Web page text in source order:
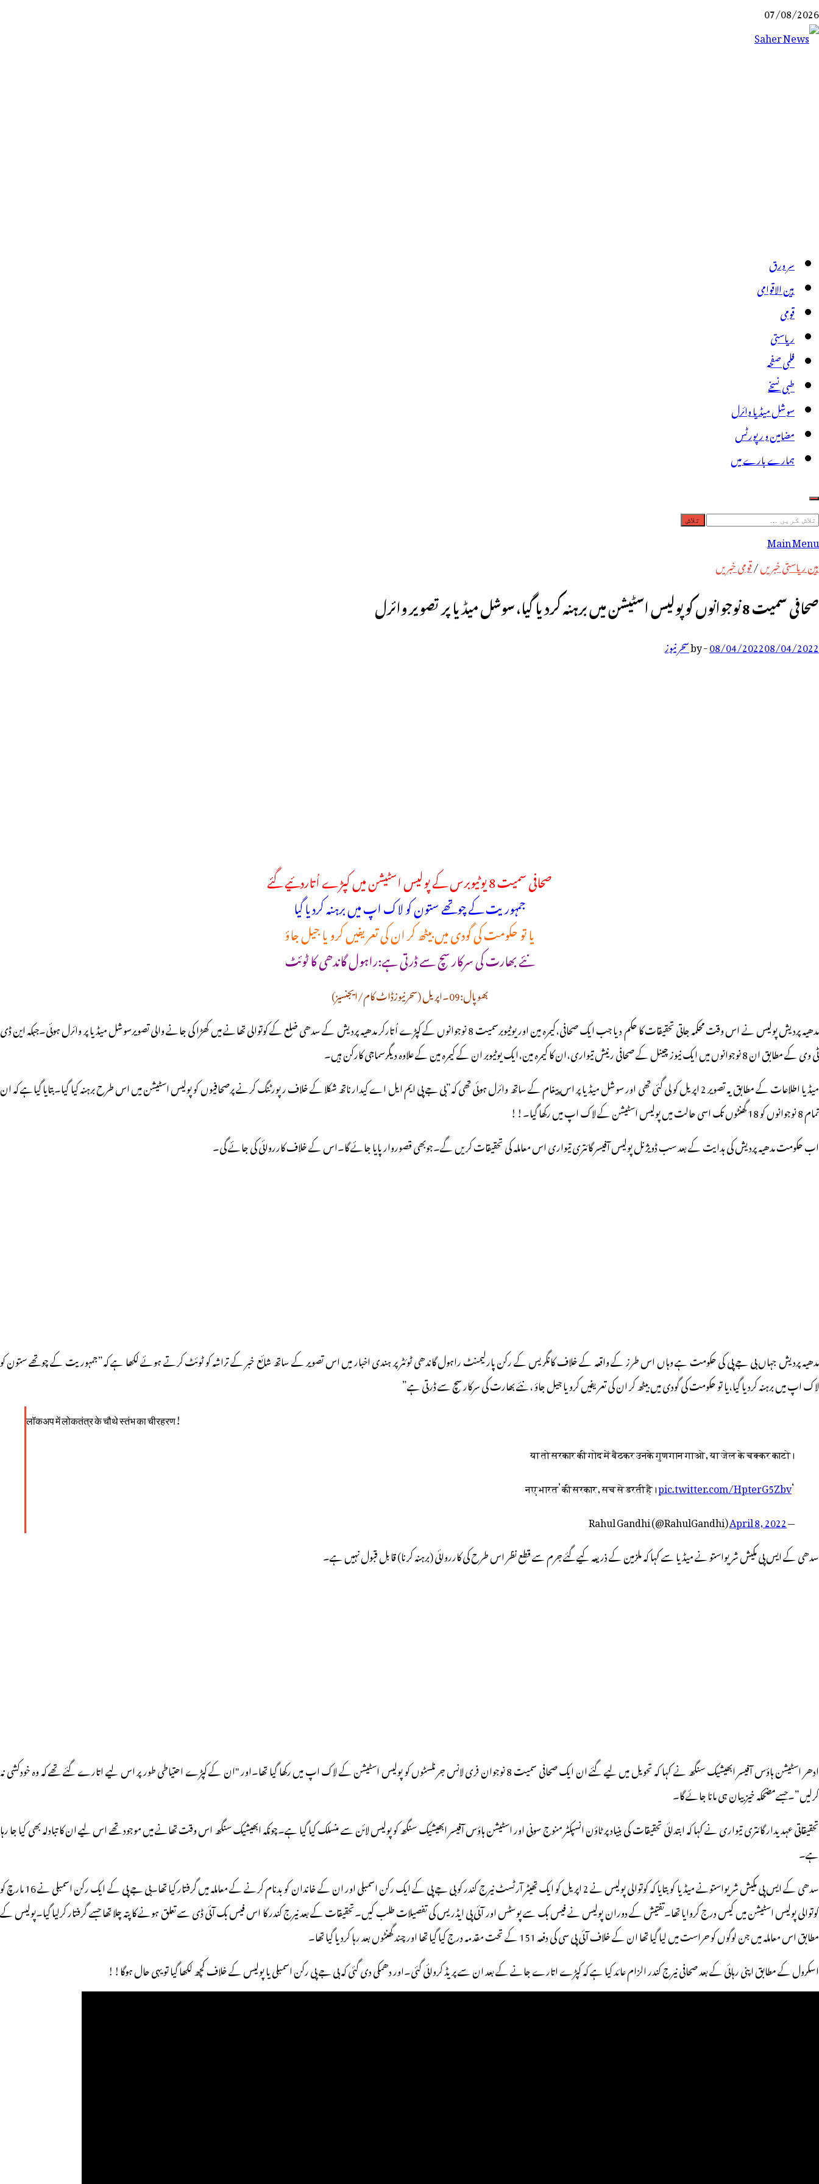
Skip
to
07/08/2026
سر ورق
بین الاقوامی
قومی
ریاستی
فلمی صفحہ
طبی نسخے
سوشل میڈیا وائرل
مضامین و رپورٹس
ہمارے بارے میں
تلاش
کریں
برائے:
Main Menu
بین ریاستی خبریں/قومی خبریں
صحافی سمیت 8 نوجوانوں کو پولیس اسٹیشن میں برہنہ کردیا گیا، سوشل میڈیا پر تصویر وائرل
08/04/202208/04/2022
-
byسحر نیوز
صحافی سمیت 8 یوٹیوبرس کے پولیس اسٹیشن میں کپڑے اُتاردئیے گئے
جمہوریت کے چوتھے ستون کو لاک اپ میں برہنہ کردیا گیا
یا تو حکومت کی گودی میں بیٹھ کر ان کی تعریفیں کرو یا جیل جاؤ
نئے بھارت کی سرکار سچ سے ڈرتی ہے:راہول گاندھی کا ٹوئٹ
بھوپال:09۔اپریل (سحرنیوزڈاٹ کام/ایجنسیز)
مدھیہ پردیش پولیس نے اس وقت محکمہ جاتی تحقیقات کا حکم دیا جب ایک صحافی،کیمرہ مین اور یوٹیوبرسمیت 8 نوجوانوں کے کپڑے اُتارکر مدھیہ پردیش کے سدھی ضلع کے کوتوالی تھانے میں کھڑا کی جانے والی تصویرسوشل میڈیا پر وائرل ہوئی۔جبکہ این ڈی
ٹی وی کے مطابق ان 8 نوجوانوں میں ایک نیوز چینل کے صحافی رنیش تیواری،ان کا کیمرہ مین،ایک یوٹیوبر ان کے کیمرہ مین کے علاوہ دیگرسماجی کارکن ہیں۔
میڈیا اطلاعات کے مطابق یہ تصویر 2 اپریل کو لی گئی تھی اور سوشل میڈیا پر اس پیغام کے ساتھ وائرل ہوئی تھی کہ”بی جے پی ایم ایل اے کیدارناتھ شکلا کے خلاف رپورٹنگ کرنے پرصحافیوں کو پولیس اسٹیشن میں اس طرح برہنہ کیا گیا۔بتایا گیاہے کہ ان
تمام 8 نوجوانوں کو 18 گھنٹوں تک اسی حالت میں پولیس اسٹیشن کے لاک اپ میں رکھا گیا۔!!
اب حکومت مدھیہ پردیش کی ہدایت کے بعد سب ڈویژنل پولیس آفیسر گائتری تیواری اس معاملہ کی تحقیقات کریں گے۔جوبھی قصوروار پایا جائے گا۔اس کے خلاف کارروائی کی جائے گی۔
مدھیہ پردیش جہاں بی جے پی کی حکومت ہے وہاں اس طرز کے واقعہ کے خلاف کانگریس کے رکن پارلیمنٹ راہول گاندھی ٹوئٹر پر ہندی اخبار میں اس تصویر کے ساتھ شائع خبر کے تراشہ کو ٹوئٹ کرتے ہوئے لکھا ہے کہ”جمہوریت کے چوتھے ستون کو
لاک اپ میں برہنہ کردیا گیا،یا تو حکومت کی گودی میں بیٹھ کر ان کی تعریفیں کرو یا جیل جاؤ ،نئے بھارت کی سرکار سچ سے ڈرتی ہے”
लॉकअप में लोकतंत्र के चौथे स्‍तंभ का चीरहरण!
या तो सरकार की गोद में बैठकर उनके गुणगान गाओ, या जेल के चक्कर काटो।
‘नए भारत’ की सरकार, सच से डरती है।
pic.twitter.com/HpterG5Zbv
— Rahul Gandhi (@RahulGandhi)
April 8, 2022
سدھی کے ایس پی مکیش شریواستو نے میڈیا سے کہا کہ ملزمین کے ذریعہ کیےگئے جرم سے قطع نظر اس طرح کی کارروائی (برہنہ کرنا) قابل قبول نہیں ہے۔
ادھر اسٹیشن ہاؤس آفیسر ابھیشیک سنگھ نے کہا کہ تحویل میں لیے گئے ان ایک صحافی سمیت 8 نوجوان فری لانس جرنلسٹوں کو پولیس اسٹیشن کے لاک اپ میں رکھا گیا تھا۔اور "ان کے کپڑے احتیاطی طور پر اس لیے اتارے گئے تھے کہ وہ خودکشی نہ
کرلیں”۔جسےمضحکہ خیز بیان ہی مانا جائے گا۔
تحقیقاتی عہدیدار گائتری تیواری نے کہا کہ ابتدائی تحقیقات کی بنیاد پر ٹاؤن انسپکٹر منوج سونی اور اسٹیشن ہاؤس آفیسر ابھیشیک سنگھ کو پولیس لائن سے منسلک کیا گیا ہے۔چونکہ ابھیشیک سنگھ اس وقت تھانے میں موجود تھے اس لیے ان کا تبادلہ بھی کیا جا رہا
ہے۔
سدھی کے ایس پی مکیش شریواستونے میڈیا کو بتایا کہ کوتوالی پولیس نے 2 اپریل کو ایک تھیٹر آرٹسٹ نیرج کندر کو بی جے پی کے ایک رکن اسمبلی اور ان کے خاندان کو بدنام کرنے کے معاملہ میں گرفتار کیا تھا۔بی جے پی کے ایک رکن اسمبلی نے 16 مارچ کو
کوتوالی پولیس اسٹیشن میں کیس درج کروایا تھا۔تفتیش کے دوران پولیس نے فیس بک سے پوسٹس اور آئی پی ایڈریس کی تفصیلات طلب کیں۔تحقیقات کے بعد نیرج کندر کا اس فیس بک آئی ڈی سے تعلق ہونے کا پتہ چلا تھا جسے گرفتار کرلیا گیا۔پولیس کے
مطابق اس معاملہ میں جن لوگوں کو حراست میں لیا گیا تھا ان کے خلاف آئی پی سی کی دفعہ 151 کے تحت مقدمہ درج کیا گیا تھا اور چند گھنٹوں بعد رہا کردیا گیا تھا۔
اسکرول کے مطابق اپنی رہائی کے بعد صحافی نیرج کندر الزام عائد کیا ہے کہ کپڑے اتارے جانے کے بعد ان سے پریڈ کروائی گئی۔اور دھمکی دی گئی کہ بی جے پی رکن اسمبلی یا پولیس کے خلاف کچھ لکھا گیا تو یہی حال ہوگا!!